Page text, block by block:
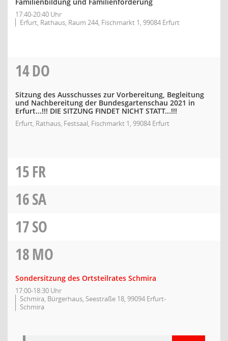
17:40-20:40 Uhr
Erfurt, Rathaus, Raum 244, Fischmarkt 1, 99084 Erfurt
14DO
Sitzung des Ausschusses zur Vorbereitung, Begleitung
und Nachbereitung der Bundesgartenschau 2021 in
Erfurt...!!! DIE SITZUNG FINDET NICHT STATT...!!!
Erfurt, Rathaus, Festsaal, Fischmarkt 1, 99084 Erfurt
15FR
16SA
17SO
18MO
Sondersitzung des Ortsteilrates Schmira
17:00-18:30 Uhr
Schmira, Bürgerhaus, Seestraße 18, 99094 Erfurt-
Schmira